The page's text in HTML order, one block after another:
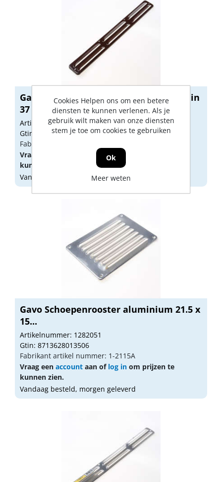
Gavo Schoepenrooster aluminium bruin
37 ...
Artikelnummer: 1282006
Gtin: 8713628018600
Fabrikant artikel nummer: 1-3704B
Vraag een
aan oflog in
kunnen zien.
Vandaag besteld, morgen geleverd
Gavo Schoepenrooster aluminium 21.5 x
15...
Artikelnummer: 1282051
Gtin: 8713628013506
Fabrikant artikel nummer: 1-2115A
Vraag een account aan of log in om prijzen te
kunnen zien.
Vandaag besteld, morgen geleverd
Cookies Helpen ons om een betere
diensten te kunnen verlenen. Als je
gebruik wilt maken van onze diensten
stem je toe om cookies te gebruiken
Ok
Meer weten